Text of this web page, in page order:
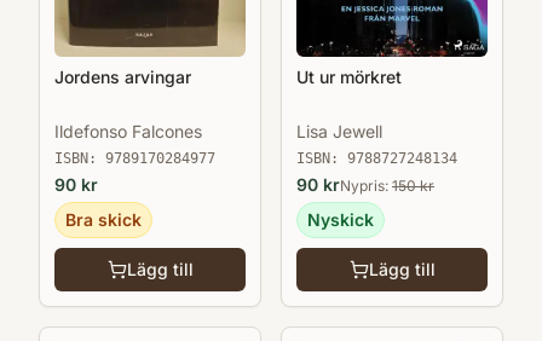
Jordens arvingar
Ildefonso Falcones
ISBN: 9789170284977
90 kr
Bra skick
Lägg till
Ut ur mörkret
Lisa Jewell
ISBN: 9788727248134
90 krNypris: 150kr
Nyskick
Lägg till